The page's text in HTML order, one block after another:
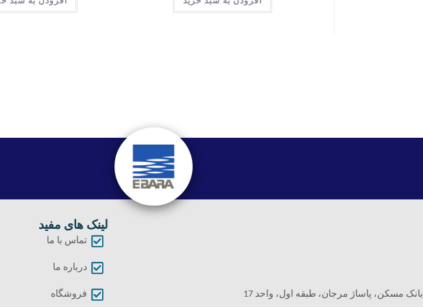
مسکن، پاساژ مرجان، طبقه اول، واحد 17
لینک های مفید
تماس با ما
درباره ما
فروشگاه